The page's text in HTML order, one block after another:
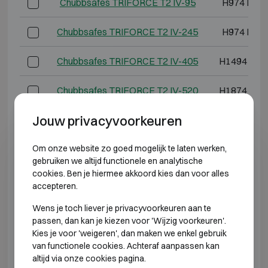
Chubbsafes TRIFORCE T2 IV-245 H974
Chubbsafes TRIFORCE T2 IV-405 H1494
Chubbsafes TRIFORCE T2 IV-520 H1874
Chubbsafes TRIFORCE T2 IV-885
Chubbsafes TRIFORCE T2 IV-1090 H1874
*Buitendiepte exclusief scharnieren, hendel of slot.
INBRAAKWEREND KLASSE 5 BRANDWEREND
60P
Model
Jouw privacyvoorkeuren
Om onze website zo goed mogelijk te laten werken,
gebruiken we altijd functionele en analytische
cookies. Ben je hiermee akkoord kies dan voor alles
accepteren.
Wens je toch liever je privacyvoorkeuren aan te
passen, dan kan je kiezen voor 'Wijzig voorkeuren'.
Kies je voor 'weigeren', dan maken we enkel gebruik
van functionele cookies. Achteraf aanpassen kan
altijd via onze cookies pagina.